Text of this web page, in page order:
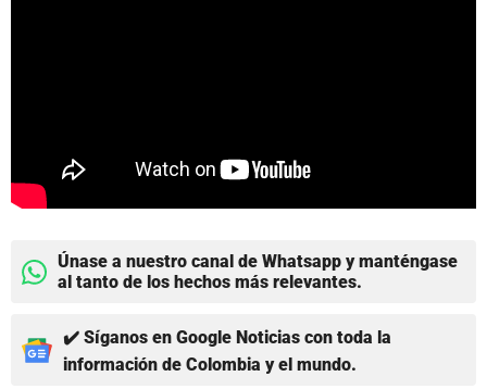
Únase a nuestro canal de Whatsapp y manténgase
al tanto de los hechos más relevantes.
✔️ Síganos en Google Noticias con toda la
información de Colombia y el mundo.